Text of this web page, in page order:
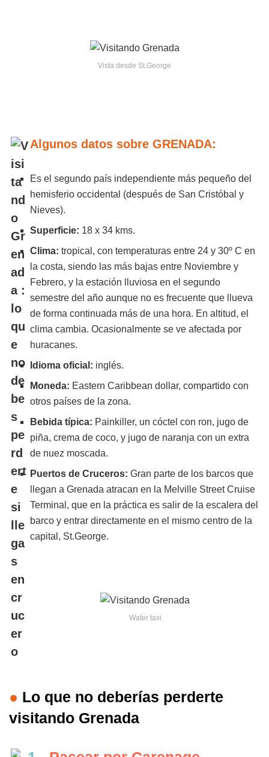
Vista desde St.George
Algunos datos sobre GRENADA:
Es el segundo país independiente más pequeño del
hemisferio occidental (después de San Cristóbal y
Nieves).
Superficie: 18 x 34 kms.
Clima: tropical, con temperaturas entre 24 y 30º C en
la costa, siendo las más bajas entre Noviembre y
Febrero, y la estación lluviosa en el segundo
semestre del año aunque no es frecuente que llueva
de forma continuada más de una hora. En altitud, el
clima cambia. Ocasionalmente se ve afectada por
huracanes.
Idioma oficial: inglés.
Moneda: Eastern Caribbean dollar, compartido con
otros países de la zona.
Bebida típica: Painkiller, un cóctel con ron, jugo de
piña, crema de coco, y jugo de naranja con un extra
de nuez moscada.
Puertos de Cruceros: Gran parte de los barcos que
llegan a Grenada atracan en la Melville Street Cruise
Terminal, que en la práctica es salir de la escalera del
barco y entrar directamente en el mismo centro de la
capital, St.George.
Water taxi
● Lo que no deberías perderte
visitando Grenada